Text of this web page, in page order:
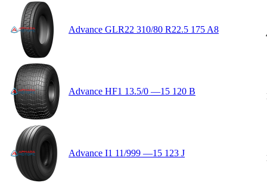
Advance GLR22 310/80 R22.5 175 A8
Advance HF1 13.5/0 —15 120 B
Advance I1 11/999 —15 123 J